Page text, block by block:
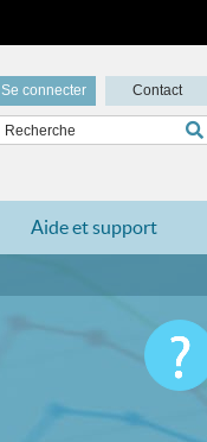
Se connecter Contact
Aide et support